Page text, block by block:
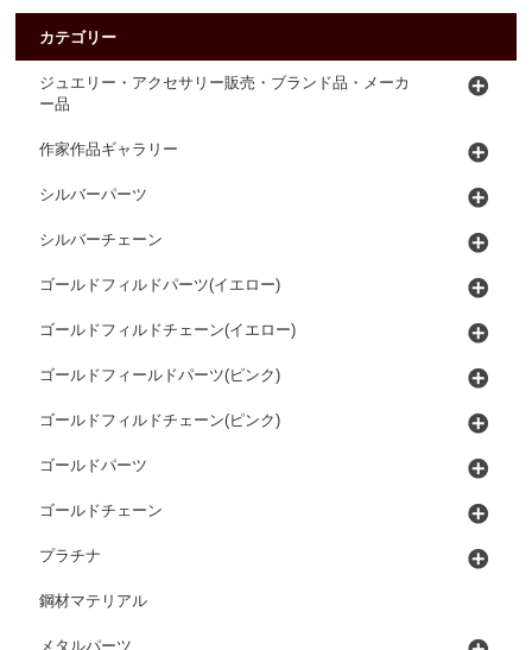
カテゴリー
ジュエリー・アクセサリー販売・ブランド品・メーカ
ー品
作家作品ギャラリー
シルバーパーツ
シルバーチェーン
ゴールドフィルドパーツ(イエロー)
ゴールドフィルドチェーン(イエロー)
ゴールドフィールドパーツ(ピンク)
ゴールドフィルドチェーン(ピンク)
ゴールドパーツ
ゴールドチェーン
プラチナ
鋼材マテリアル